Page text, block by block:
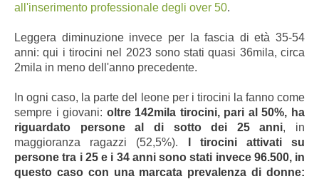
all'inserimento professionale degli over 50.
Leggera diminuzione invece per la fascia di età 35-54
anni: qui i tirocini nel 2023 sono stati quasi 36mila, circa
2mila in meno dell'anno precedente.
In ogni caso, la parte del leone per i tirocini la fanno come
sempre i giovani: oltre 142mila tirocini, pari al 50%, ha
riguardato persone al di sotto dei 25 anni, in
maggioranza ragazzi (52,5%).
I tirocini attivati su
persone tra i 25 e i 34 anni sono stati invece 96.500, in
questo caso con una marcata prevalenza di donne: